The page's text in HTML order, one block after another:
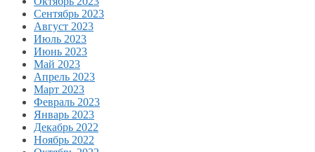
Сентябрь 2023
Август 2023
Июль 2023
Июнь 2023
Май 2023
Апрель 2023
Март 2023
Февраль 2023
Январь 2023
Декабрь 2022
Ноябрь 2022